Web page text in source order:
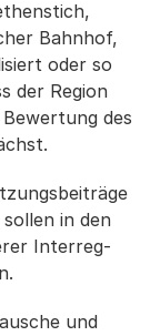
Bahnhof,
oder so
der Region
des
in den
Interreg-
und